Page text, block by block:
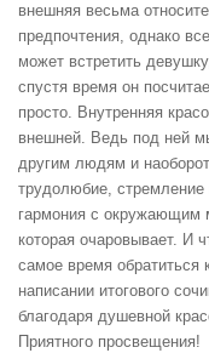
внешняя весьма
предпочтения, однако
может встретить
спустя время он
просто. Внутренняя
внешней. Ведь под ней
другим людям и
трудолюбие,
гармония с окружающим
которая очаровывает. И
самое время обратиться
написании итогового
благодаря душевной
Приятного просвещения!